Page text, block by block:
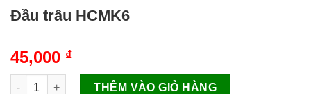
Đầu trâu HCMK6
45,000 ₫
Đầu trâu HCMK6 số lượng
THÊM VÀO GIỎ HÀNG